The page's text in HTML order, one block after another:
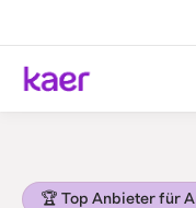
🏆 Top Anbieter für